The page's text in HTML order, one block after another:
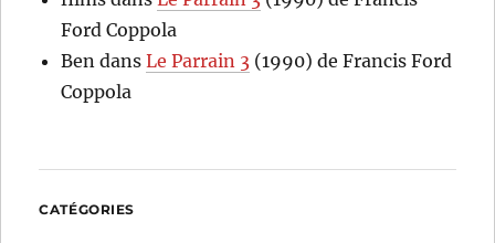
Ford Coppola
Ben dansLe Parrain 3 (1990) de Francis Ford
Coppola
CATÉGORIES